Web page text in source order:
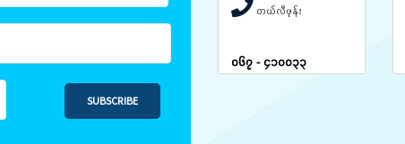
SUBSCRIBE
တယ်လီဖုန်း
၀၆၇ - ၄၁၀၀၃၃